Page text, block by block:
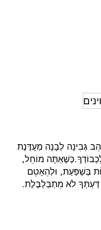
גְּבִינָה לְבָנָה מְעֻדֶּנֶת
מוֹחֵל,
בְּשַׁפַּעַת, וּלְהֵאָטֵם
לֹא מִתְבַּלְבֶּלֶת.